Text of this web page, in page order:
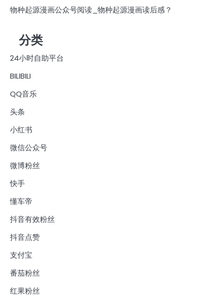
物种起源漫画公众号阅读_物种起源漫画读后感？
分类
24小时自助平台
BILIBILI
QQ音乐
头条
小红书
微信公众号
微博粉丝
快手
懂车帝
抖音有效粉丝
抖音点赞
支付宝
番茄粉丝
红果粉丝